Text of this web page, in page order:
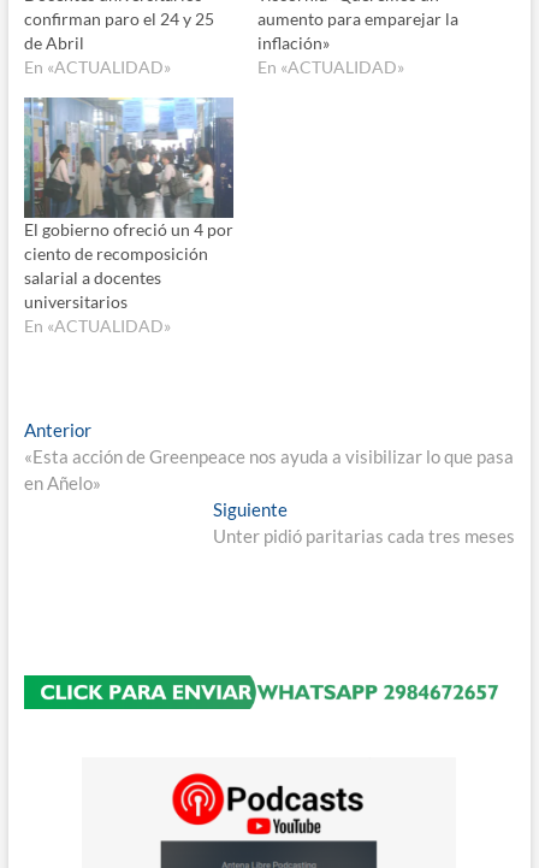
confirman paro el 24 y 25
de Abril
En «ACTUALIDAD»
aumento para emparejar la
inflación»
En «ACTUALIDAD»
El gobierno ofreció un 4 por
ciento de recomposición
salarial a docentes
universitarios
En «ACTUALIDAD»
Navegación
de
AnteriorEntrada
anterior:
«Esta acción de Greenpeace nos ayuda a visibilizar lo que pasa
en Añelo»
SiguienteEntrada
siguiente:
Unter pidió paritarias cada tres meses